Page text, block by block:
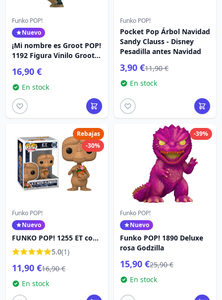
Funko POP!
Nuevo
¡Mi nombre es Groot POP!
1192 Figura Vinilo Groot
16,90 €
En stock
Funko POP!
Pocket Pop Árbol Navidad
Sandy Clauss - Disney
Pesadilla antes Navidad
3,90 €11,90 €
En stock
Rebajas
-30%
Funko POP!
Nuevo
FUNKO POP! 1255 ET con
flores - ET
5.0(1)
11,90 €16,90 €
En stock
-39%
Funko POP!
Nuevo
Funko POP! 1890 Deluxe
rosa Godzilla
15,90 €25,90 €
En stock